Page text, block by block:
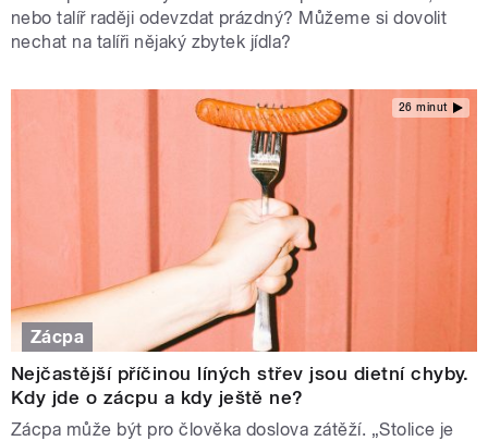
nebo talíř raději odevzdat prázdný? Můžeme si dovolit
nechat na talíři nějaký zbytek jídla?
26 minut
Zácpa
Nejčastější příčinou líných střev jsou dietní chyby.
Kdy jde o zácpu a kdy ještě ne?
Zácpa může být pro člověka doslova zátěží. „Stolice je